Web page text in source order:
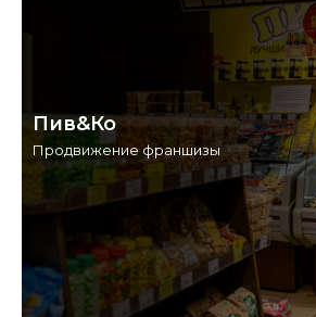
Пив&Ко
Продвижение франшизы